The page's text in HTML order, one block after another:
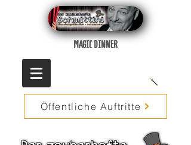
MAGIC DINNER
Öffentliche Auftritte